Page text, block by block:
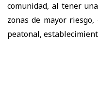
comunidad, al tener
zonas de mayor riesgo,
peatonal,